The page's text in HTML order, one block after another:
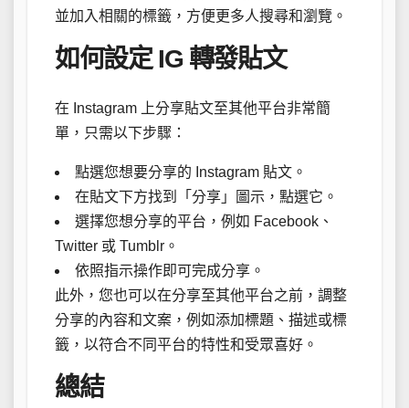
並加入相關的標籤，方便更多人搜尋和瀏覽。
如何設定 IG 轉發貼文
在 Instagram 上分享貼文至其他平台非常簡
單，只需以下步驟：
點選您想要分享的 Instagram 貼文。
在貼文下方找到「分享」圖示，點選它。
選擇您想分享的平台，例如 Facebook、
Twitter 或 Tumblr。
依照指示操作即可完成分享。
此外，您也可以在分享至其他平台之前，調整
分享的內容和文案，例如添加標題、描述或標
籤，以符合不同平台的特性和受眾喜好。
總結